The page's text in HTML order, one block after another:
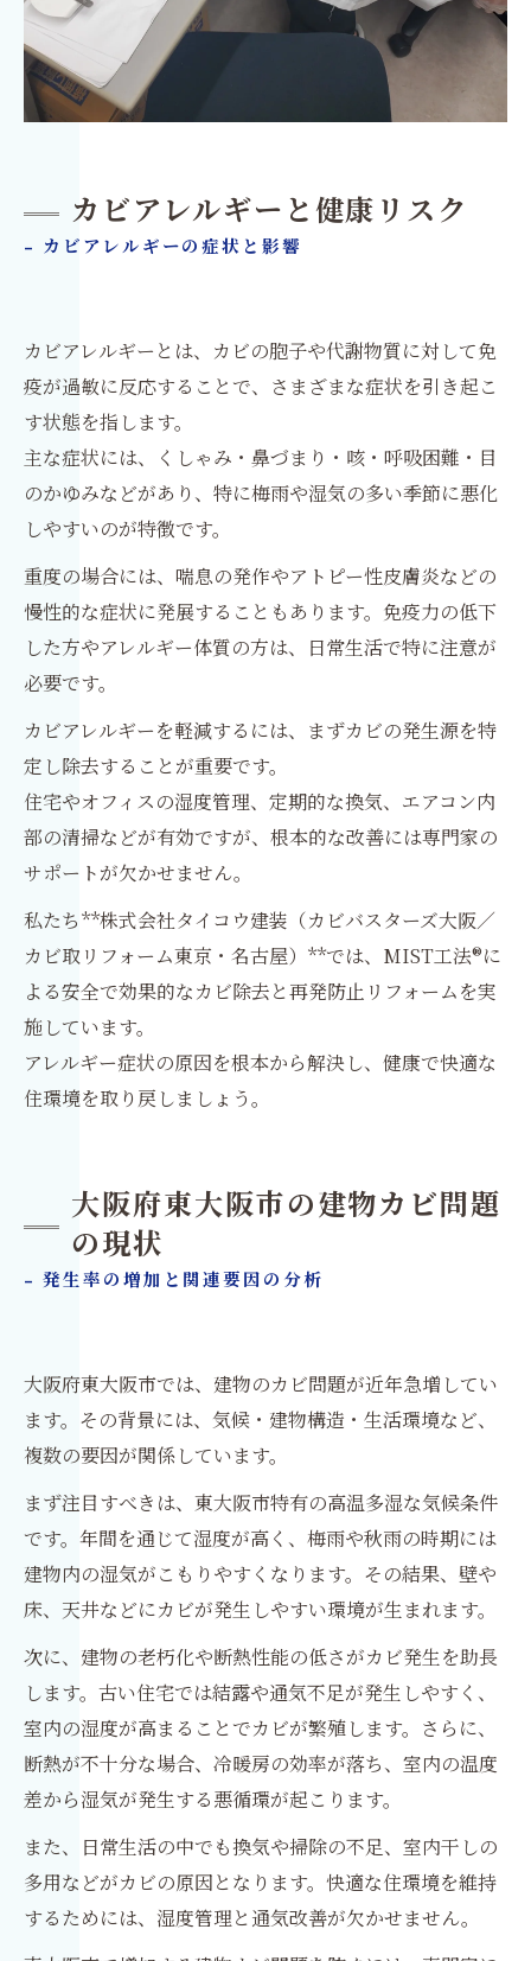
カビアレルギーと健康リスク
- カビアレルギーの症状と影響
カビアレルギーとは、カビの胞子や代謝物質に対して免
疫が過敏に反応することで、さまざまな症状を引き起こ
す状態を指します。
主な症状には、くしゃみ・鼻づまり・咳・呼吸困難・目
のかゆみなどがあり、特に梅雨や湿気の多い季節に悪化
しやすいのが特徴です。
重度の場合には、喘息の発作やアトピー性皮膚炎などの
慢性的な症状に発展することもあります。免疫力の低下
した方やアレルギー体質の方は、日常生活で特に注意が
必要です。
カビアレルギーを軽減するには、まずカビの発生源を特
定し除去することが重要です。
住宅やオフィスの湿度管理、定期的な換気、エアコン内
部の清掃などが有効ですが、根本的な改善には専門家の
サポートが欠かせません。
私たち**株式会社タイコウ建装（カビバスターズ大阪／
カビ取リフォーム東京・名古屋）**では、MIST工法®に
よる安全で効果的なカビ除去と再発防止リフォームを実
施しています。
アレルギー症状の原因を根本から解決し、健康で快適な
住環境を取り戻しましょう。
大阪府東大阪市の建物カビ問題
の現状
- 発生率の増加と関連要因の分析
大阪府東大阪市では、建物のカビ問題が近年急増してい
ます。その背景には、気候・建物構造・生活環境など、
複数の要因が関係しています。
まず注目すべきは、東大阪市特有の高温多湿な気候条件
です。年間を通じて湿度が高く、梅雨や秋雨の時期には
建物内の湿気がこもりやすくなります。その結果、壁や
床、天井などにカビが発生しやすい環境が生まれます。
次に、建物の老朽化や断熱性能の低さがカビ発生を助長
します。古い住宅では結露や通気不足が発生しやすく、
室内の湿度が高まることでカビが繁殖します。さらに、
断熱が不十分な場合、冷暖房の効率が落ち、室内の温度
差から湿気が発生する悪循環が起こります。
また、日常生活の中でも換気や掃除の不足、室内干しの
多用などがカビの原因となります。快適な住環境を維持
するためには、湿度管理と通気改善が欠かせません。